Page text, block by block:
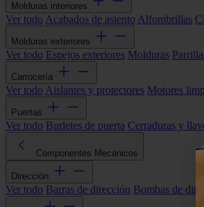
Molduras interiores
Ver todo Acabados de asiento Alfombrillas
Molduras exteriores
Ver todo Espejos exteriores Molduras
Carrocería
Ver todo Aislantes y protectores Motores
Puertas
Ver todo Burletes de puerta Cerraduras y
Componentes Mecánicos
Dirección
Ver todo Barras de dirección Bombas de